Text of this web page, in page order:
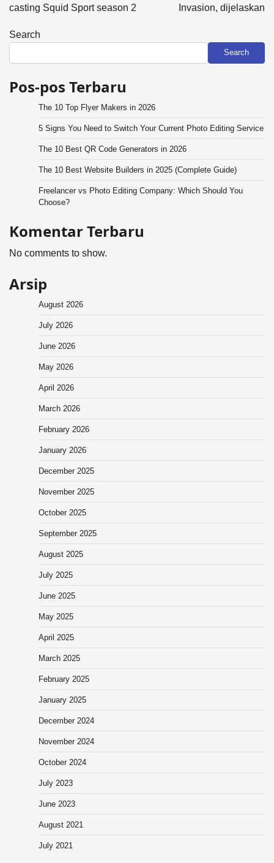
casting Squid Sport season 2 Invasion, dijelaskan
Search
Search
Pos-pos Terbaru
The 10 Top Flyer Makers in 2026
5 Signs You Need to Switch Your Current Photo Editing Service
The 10 Best QR Code Generators in 2026
The 10 Best Website Builders in 2025 (Complete Guide)
Freelancer vs Photo Editing Company: Which Should You
Choose?
Komentar Terbaru
No comments to show.
Arsip
August 2026
July 2026
June 2026
May 2026
April 2026
March 2026
February 2026
January 2026
December 2025
November 2025
October 2025
September 2025
August 2025
July 2025
June 2025
May 2025
April 2025
March 2025
February 2025
January 2025
December 2024
November 2024
October 2024
July 2023
June 2023
August 2021
July 2021